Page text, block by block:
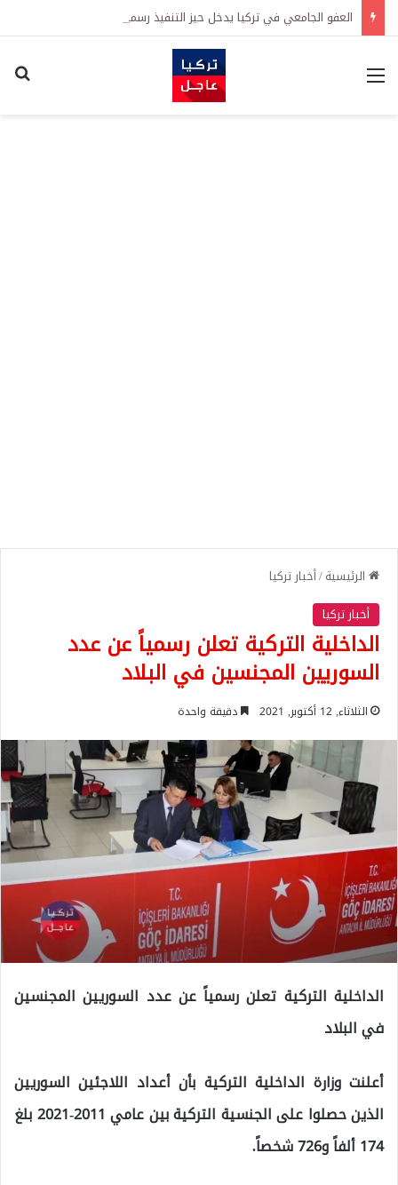
العفو الجامعي في تركيا يدخل حيز التنفيذ رسمياً
القائمة
الرئيسية/أخبار تركيا
أخبار تركيا
الداخلية التركية تعلن رسمياً عن عدد
السوريين المجنسين في البلاد
الثلاثاء, 12 أكتوبر, 2021 دقيقة واحدة
الداخلية التركية تعلن رسمياً عن عدد السوريين المجنسين
في البلاد
أعلنت وزارة الداخلية التركية بأن أعداد اللاجئين السوريين
الذين حصلوا على الجنسية التركية بين عامي 2011-2021 بلغ
174 ألفاً و726 شخصاً.